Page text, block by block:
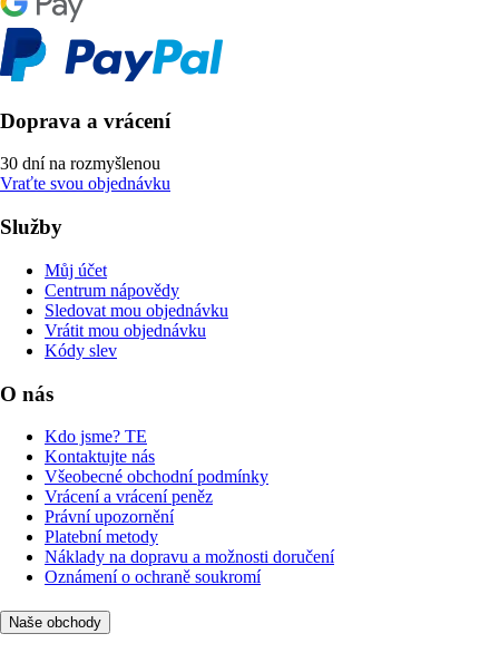
Doprava a vrácení
30 dní na rozmyšlenou
Vraťte svou objednávku
Služby
Můj účet
Centrum nápovědy
Sledovat mou objednávku
Vrátit mou objednávku
Kódy slev
O nás
Kdo jsme? TE
Kontaktujte nás
Všeobecné obchodní podmínky
Vrácení a vrácení peněz
Právní upozornění
Platební metody
Náklady na dopravu a možnosti doručení
Oznámení o ochraně soukromí
Naše obchody